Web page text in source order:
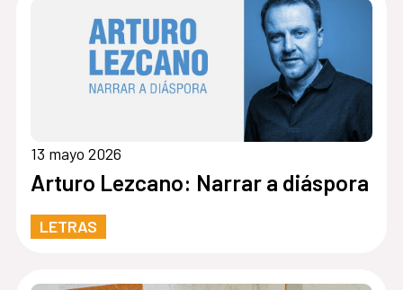
13 mayo 2026
Arturo Lezcano: Narrar a diáspora
LETRAS